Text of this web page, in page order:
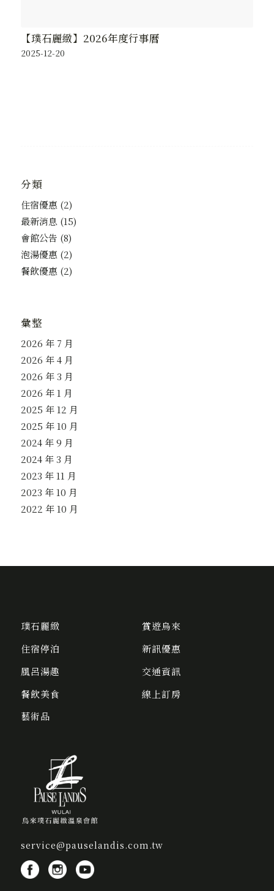
【璞石麗緻】2026年度行事曆
2025-12-20
分類
住宿優惠 (2)
最新消息 (15)
會館公告 (8)
泡湯優惠 (2)
餐飲優惠 (2)
彙整
2026 年 7 月
2026 年 4 月
2026 年 3 月
2026 年 1 月
2025 年 12 月
2025 年 10 月
2024 年 9 月
2024 年 3 月
2023 年 11 月
2023 年 10 月
2022 年 10 月
璞石麗緻
住宿停泊
風呂湯趣
餐飲美食
藝術品
賞遊烏來
新訊優惠
交通資訊
線上訂房
service@pauselandis.com.tw